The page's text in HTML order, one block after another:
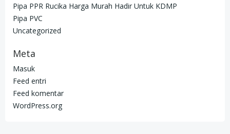
Pipa PPR Rucika Harga Murah Hadir Untuk KDMP
Pipa PVC
Uncategorized
Meta
Masuk
Feed entri
Feed komentar
WordPress.org